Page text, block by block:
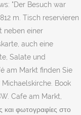
"Der Besuch war
m. Tisch reservieren
neben einer
auch eine
Salate und
am Markt finden Sie
Book
Cafe am Markt,
και φωτογραφίες στο